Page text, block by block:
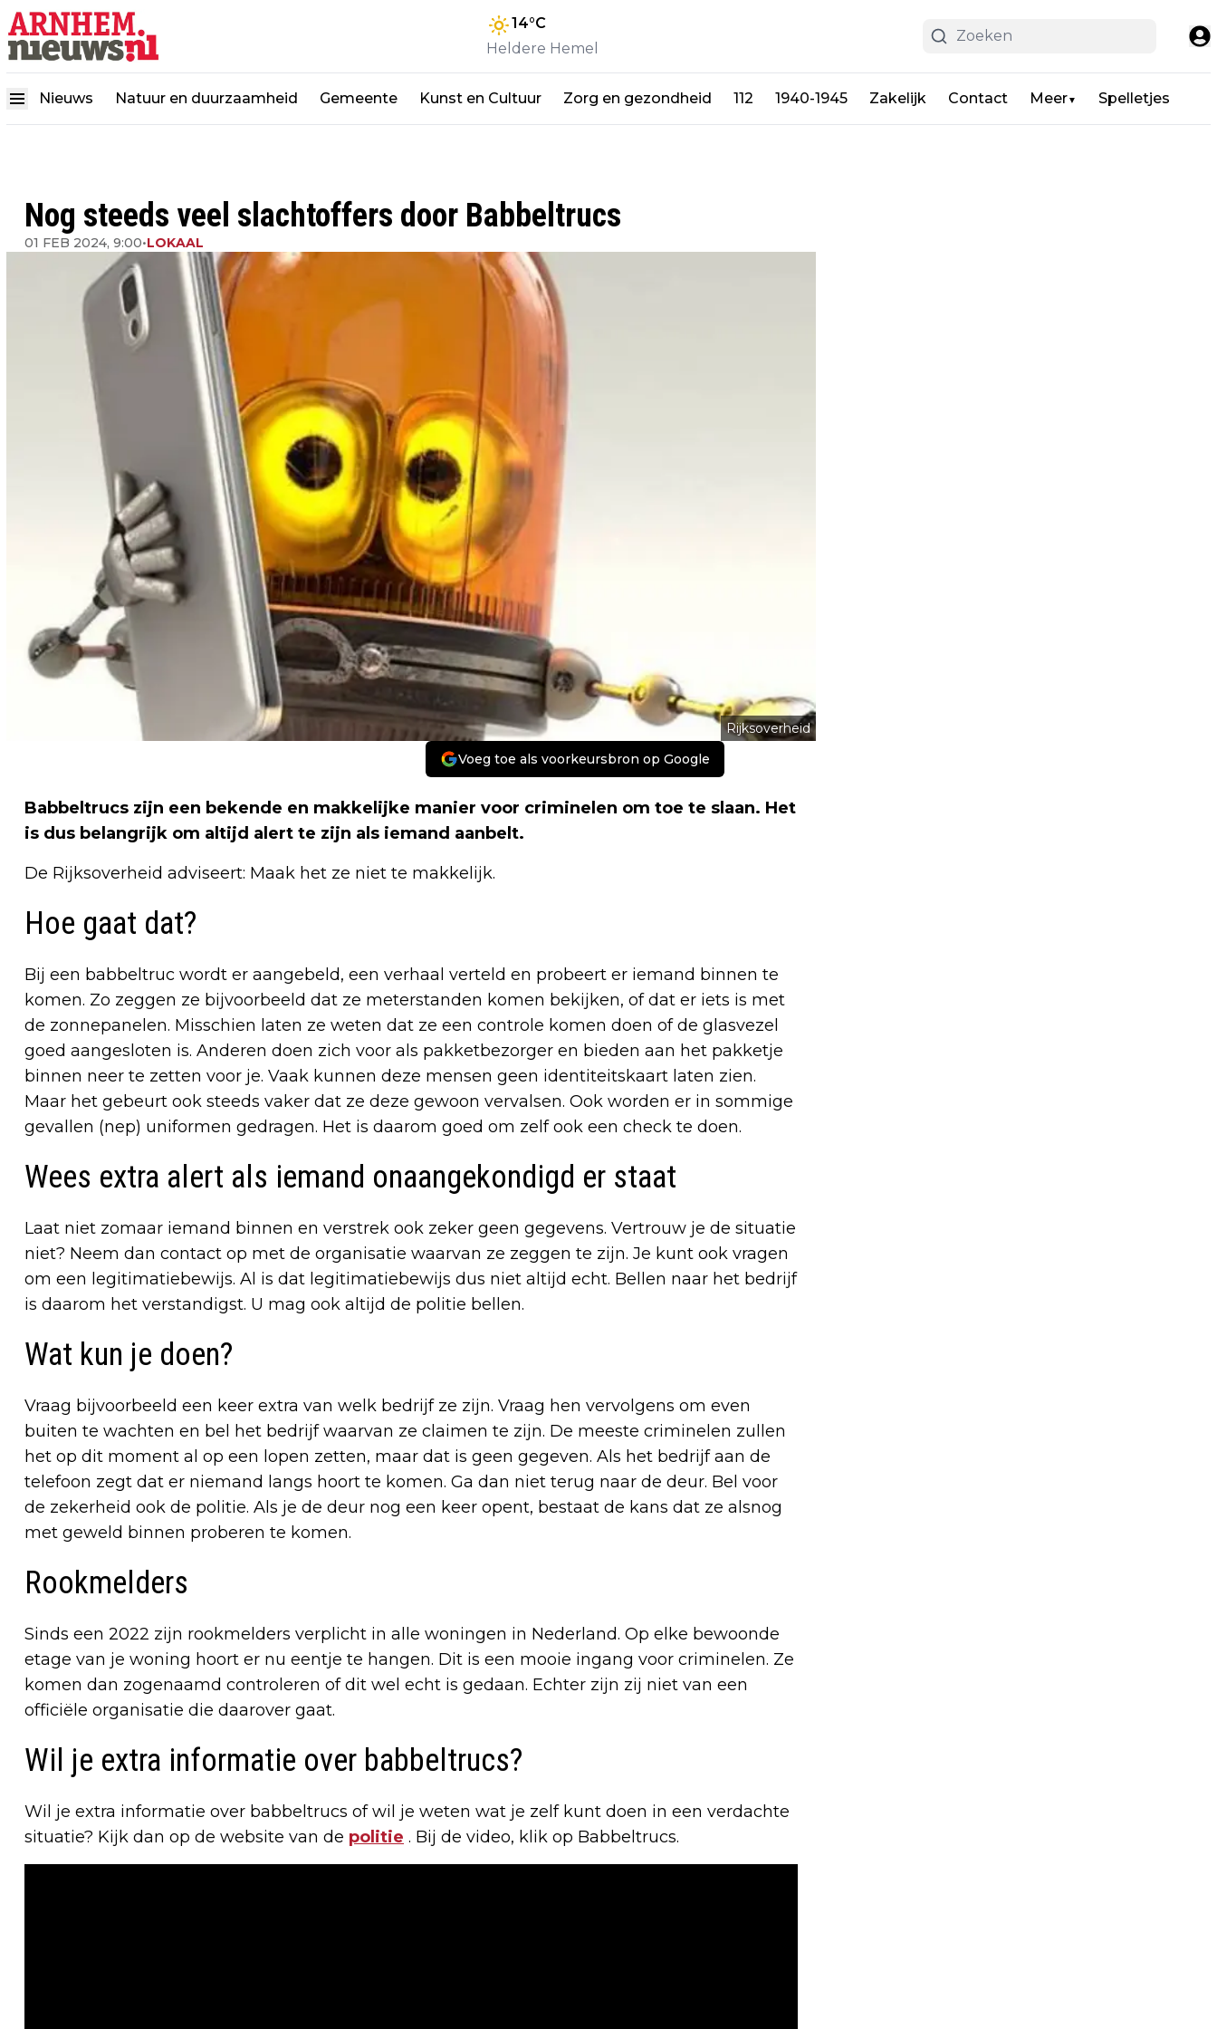
14°C
Heldere Hemel
Nieuws Natuur en duurzaamheid Gemeente Kunst en Cultuur Zorg en gezondheid 112 1940-1945 Zakelijk Contact Meer▼ Spelletjes
Nog steeds veel slachtoffers door Babbeltrucs
01 FEB 2024, 9:00•LOKAAL
Rijksoverheid
Voeg toe als voorkeursbron op Google
Babbeltrucs zijn een bekende en makkelijke manier voor criminelen om toe te slaan. Het
is dus belangrijk om altijd alert te zijn als iemand aanbelt.
De Rijksoverheid adviseert: Maak het ze niet te makkelijk.
Hoe gaat dat?
Bij een babbeltruc wordt er aangebeld, een verhaal verteld en probeert er iemand binnen te
komen. Zo zeggen ze bijvoorbeeld dat ze meterstanden komen bekijken, of dat er iets is met
de zonnepanelen. Misschien laten ze weten dat ze een controle komen doen of de glasvezel
goed aangesloten is. Anderen doen zich voor als pakketbezorger en bieden aan het pakketje
binnen neer te zetten voor je. Vaak kunnen deze mensen geen identiteitskaart laten zien.
Maar het gebeurt ook steeds vaker dat ze deze gewoon vervalsen. Ook worden er in sommige
gevallen (nep) uniformen gedragen. Het is daarom goed om zelf ook een check te doen.
Wees extra alert als iemand onaangekondigd er staat
Laat niet zomaar iemand binnen en verstrek ook zeker geen gegevens. Vertrouw je de situatie
niet? Neem dan contact op met de organisatie waarvan ze zeggen te zijn. Je kunt ook vragen
om een legitimatiebewijs. Al is dat legitimatiebewijs dus niet altijd echt. Bellen naar het bedrijf
is daarom het verstandigst. U mag ook altijd de politie bellen.
Wat kun je doen?
Vraag bijvoorbeeld een keer extra van welk bedrijf ze zijn. Vraag hen vervolgens om even
buiten te wachten en bel het bedrijf waarvan ze claimen te zijn. De meeste criminelen zullen
het op dit moment al op een lopen zetten, maar dat is geen gegeven. Als het bedrijf aan de
telefoon zegt dat er niemand langs hoort te komen. Ga dan niet terug naar de deur. Bel voor
de zekerheid ook de politie. Als je de deur nog een keer opent, bestaat de kans dat ze alsnog
met geweld binnen proberen te komen.
Rookmelders
Sinds een 2022 zijn rookmelders verplicht in alle woningen in Nederland. Op elke bewoonde
etage van je woning hoort er nu eentje te hangen. Dit is een mooie ingang voor criminelen. Ze
komen dan zogenaamd controleren of dit wel echt is gedaan. Echter zijn zij niet van een
officiële organisatie die daarover gaat.
Wil je extra informatie over babbeltrucs?
Wil je extra informatie over babbeltrucs of wil je weten wat je zelf kunt doen in een verdachte
situatie? Kijk dan op de website van de politie . Bij de video, klik op Babbeltrucs.